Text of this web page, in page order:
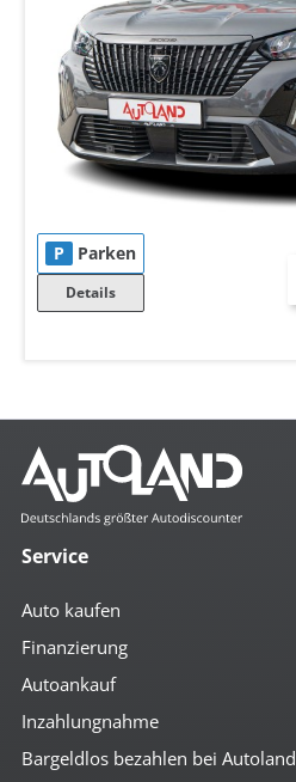
P Parken
Details
Service
Auto kaufen
Finanzierung
Autoankauf
Inzahlungnahme
Bargeldlos bezahlen bei Autoland